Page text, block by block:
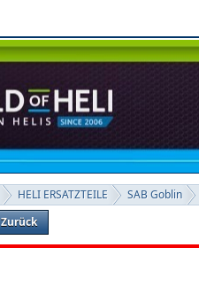
HELI ERSATZTEILE
SAB Goblin
Zurück